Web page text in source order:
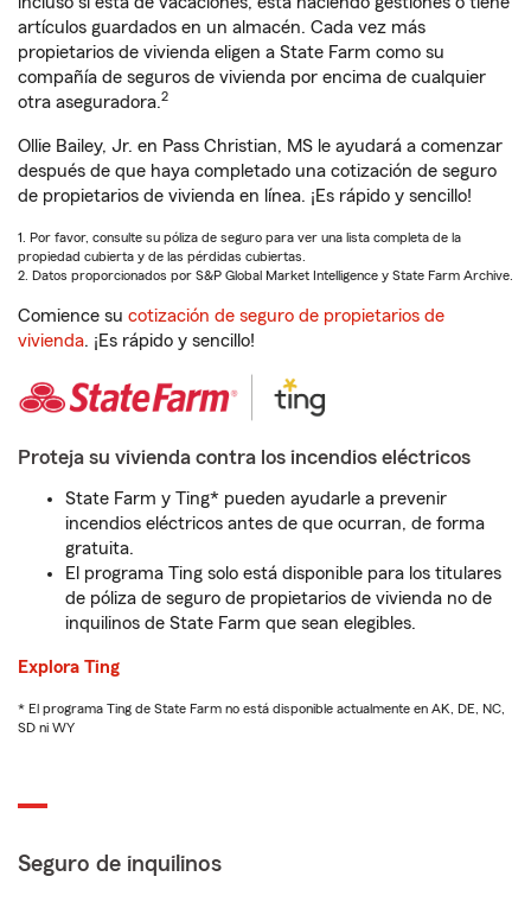
artículos guardados en un almacén. Cada vez más
propietarios de vivienda eligen a State Farm como su
compañía de seguros de vivienda por encima de cualquier
otra aseguradora.2
Ollie Bailey, Jr. en Pass Christian, MS le ayudará a comenzar
después de que haya completado una cotización de seguro
de propietarios de vivienda en línea. ¡Es rápido y sencillo!
1. Por favor, consulte su póliza de seguro para ver una lista completa de la
propiedad cubierta y de las pérdidas cubiertas.
2. Datos proporcionados por S&P Global Market Intelligence y State Farm Archive.
Comience su cotización de seguro de propietarios de
vivienda. ¡Es rápido y sencillo!
Proteja su vivienda contra los incendios eléctricos
State Farm y Ting* pueden ayudarle a prevenir
incendios eléctricos antes de que ocurran, de forma
gratuita.
El programa Ting solo está disponible para los titulares
de póliza de seguro de propietarios de vivienda no de
inquilinos de State Farm que sean elegibles.
Explora Ting
* El programa Ting de State Farm no está disponible actualmente en AK, DE, NC,
SD ni WY
Seguro de inquilinos